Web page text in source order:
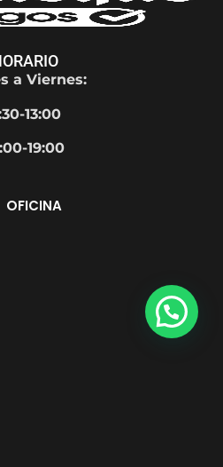
a Viernes:
13:00
19:00
OFICINA